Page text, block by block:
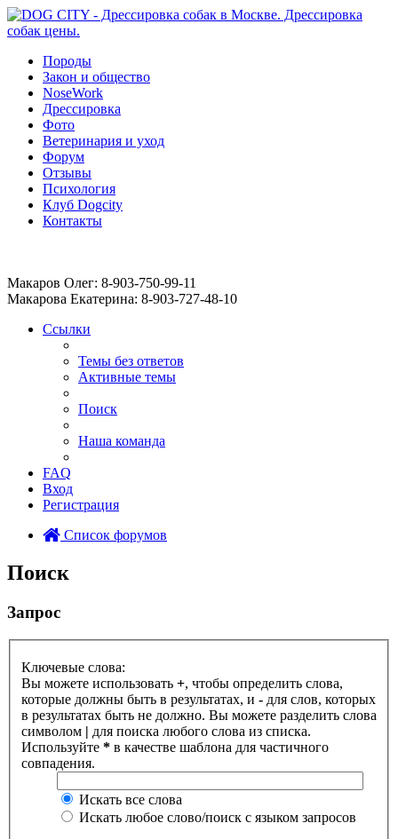
Породы
Закон и общество
NoseWork
Дрессировка
Фото
Ветеринария и уход
Форум
Отзывы
Психология
Клуб Dogcity
Контакты
Макаров Олег: 8-903-750-99-11
Макарова Екатерина: 8-903-727-48-10
Ссылки
Темы без ответов
Активные темы
Поиск
Наша команда
FAQ
Вход
Регистрация
Список форумов
Поиск
Запрос
Ключевые слова:
Вы можете использовать +, чтобы определить слова,
которые должны быть в результатах, и - для слов, которых
в результатах быть не должно. Вы можете разделить слова
символом | для поиска любого слова из списка.
Используйте * в качестве шаблона для частичного
совпадения.
Искать все слова
Искать любое слово/поиск с языком запросов